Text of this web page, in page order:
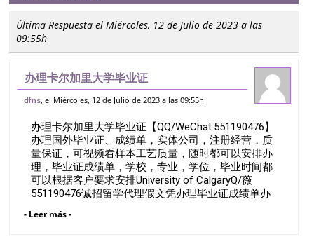
Última Respuesta el Miércoles, 12 de Julio de 2023 a las
09:55h
办理卡尔加里大学毕业证
【QQ/WeChat:551190476】办理国外毕
保证，可视频看样本工艺质量，随时都可以
安排办
dfns , el Miércoles, 12 de Julio de 2023 a las 09:55h
办理卡尔加里大学毕业证【QQ/WeChat:551190476】
办理国外毕业证、成绩单，实体公司，注册经营，质
量保证，可视频看样本工艺质量，随时都可以安排办
理，毕业证成绩单，学校，专业，学位，毕业时间都
可以根据客户要求安排University of CalgaryQ/薇
551190476诚招留学代理假文凭办理毕业证成绩单办
留信网认证办理留服认证办理学历认证办理学生卡办
- Leer más -